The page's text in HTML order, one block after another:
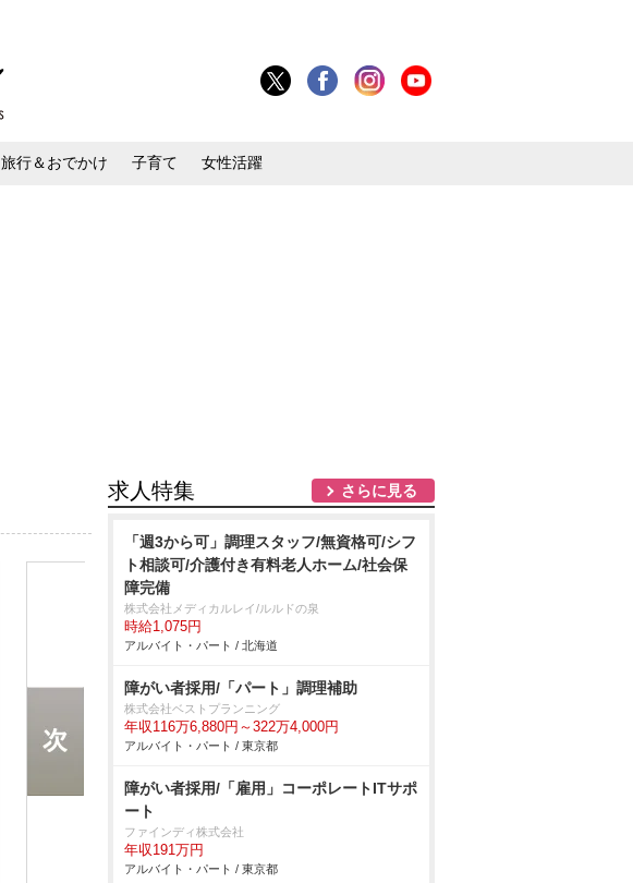
旅行＆おでかけ 子育て 女性活躍
求人特集 さらに見る
「週3から可」調理スタッフ/無資格可/シフ
ト相談可/介護付き有料老人ホーム/社会保
障完備
株式会社メディカルレイ/ルルドの泉
時給1,075円
アルバイト・パート / 北海道
障がい者採用/「パート」調理補助
株式会社ベストプランニング
年収116万6,880円～322万4,000円
アルバイト・パート / 東京都
障がい者採用/「雇用」コーポレートITサポ
ート
ファインディ株式会社
年収191万円
アルバイト・パート / 東京都